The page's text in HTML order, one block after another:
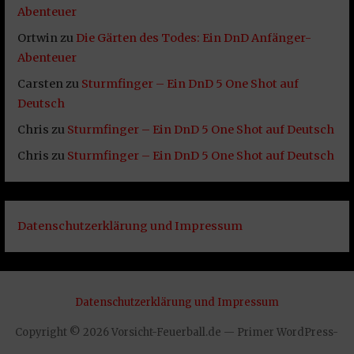
Abenteuer
Ortwin zu Die Gärten des Todes: Ein DnD Anfänger-
Abenteuer
Carsten zu Sturmfinger – Ein DnD 5 One Shot auf
Deutsch
Chris zu Sturmfinger – Ein DnD 5 One Shot auf Deutsch
Chris zu Sturmfinger – Ein DnD 5 One Shot auf Deutsch
Datenschutzerklärung und Impressum
Datenschutzerklärung und Impressum
Copyright © 2026 Vorsicht-Feuerball.de — Primer WordPress-